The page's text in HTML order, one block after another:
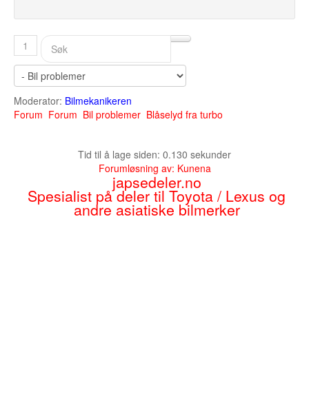
1
Moderator: Bilmekanikeren
Forum Forum Bil problemer Blåselyd fra turbo
Tid til å lage siden: 0.130 sekunder
Forumløsning av: Kunena
japsedeler.no
Spesialist på deler til Toyota / Lexus og
andre asiatiske bilmerker